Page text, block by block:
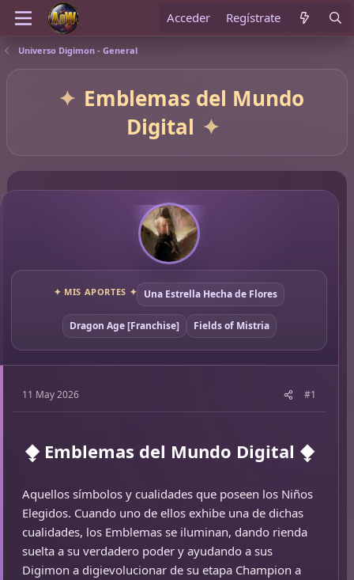
Acceder Regístrate
Universo Digimon - General
Emblemas del Mundo
Digital
✦ MIS APORTES ✦ Una Estrella Hecha de Flores
Dragon Age [Franchise] Fields of Mistria
11 May 2026 #1
⧪ Emblemas del Mundo Digital ⧪
Aquellos símbolos y cualidades que poseen los Niños
Elegidos. Cuando uno de ellos exhibe una de dichas
cualidades, los Emblemas se iluminan, dando rienda
suelta a su verdadero poder y ayudando a sus
Digimon a digievolucionar de su etapa Champion a